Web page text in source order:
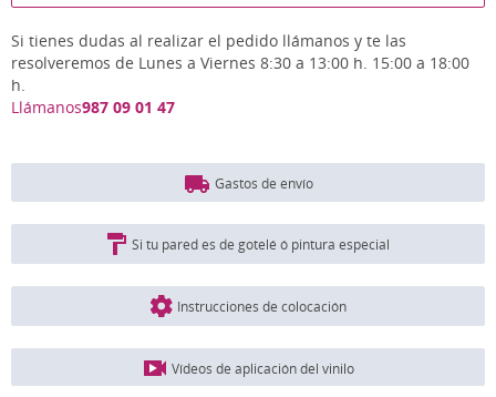
Si tienes dudas al realizar el pedido llámanos y te las
resolveremos de Lunes a Viernes 8:30 a 13:00 h. 15:00 a 18:00
h.
Llámanos987 09 01 47
Gastos de envío
Si tu pared es de gotelé ó pintura especial
Instrucciones de colocación
Vídeos de aplicación del vinilo